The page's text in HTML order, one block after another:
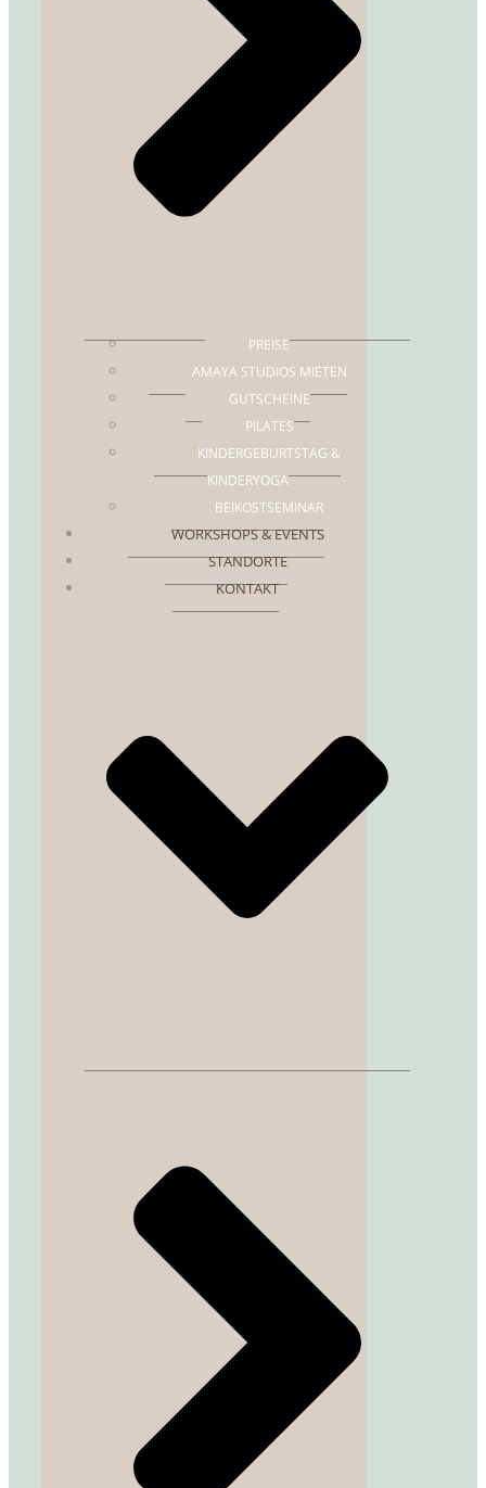
PREISE
AMAYA STUDIOS MIETEN
GUTSCHEINE
PILATES
KINDERGEBURTSTAG &
KINDERYOGA
BEIKOSTSEMINAR
WORKSHOPS & EVENTS
STANDORTE
KONTAKT